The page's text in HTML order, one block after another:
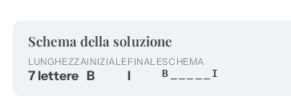
Schema della soluzione
LUNGHEZZA
7 lettere
INIZIALE
B
FINALE
I
SCHEMA
B_____I